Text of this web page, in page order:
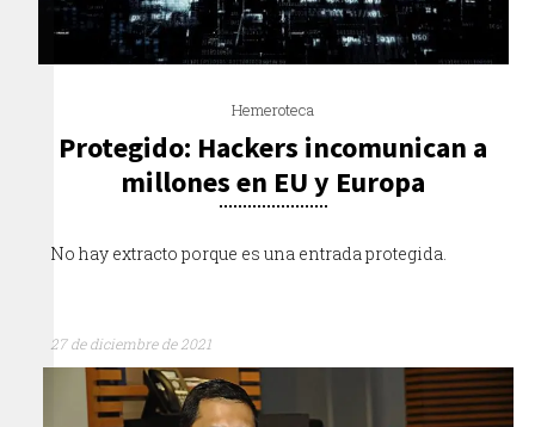
Hemeroteca
Protegido: Hackers incomunican a
millones en EU y Europa
No hay extracto porque es una entrada protegida.
27 de diciembre de 2021